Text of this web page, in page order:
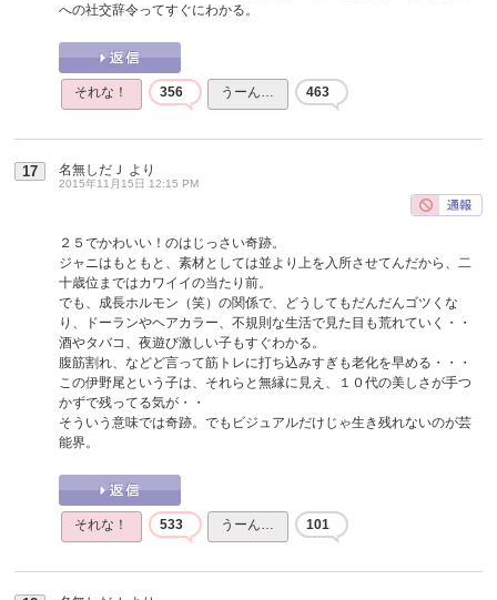
への社交辞令ってすぐにわかる。
それな！ 356 うーん… 463
17 名無しだＪ より
2015年11月15日 12:15 PM
２５でかわいい！のはじっさい奇跡。
ジャニはもともと、素材としては並より上を入所させてんだから、二
十歳位まではカワイイの当たり前。
でも、成長ホルモン（笑）の関係で、どうしてもだんだんゴツくな
り、ドーランやヘアカラー、不規則な生活で見た目も荒れていく・・
酒やタバコ、夜遊び激しい子もすぐわかる。
腹筋割れ、などど言って筋トレに打ち込みすぎも老化を早める・・・
この伊野尾という子は、それらと無縁に見え、１０代の美しさが手つ
かずで残ってる気が・・
そういう意味では奇跡。でもビジュアルだけじゃ生き残れないのが芸
能界。
それな！ 533 うーん… 101